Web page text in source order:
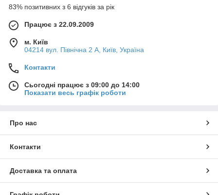
83% позитивних з 6 відгуків за рік
Працює з 22.09.2009
м. Київ
04214 вул. Північна 2 А, Київ, Україна
Контакти
Сьогодні працює з 09:00 до 14:00
Показати весь графік роботи
Про нас
Контакти
Доставка та оплата